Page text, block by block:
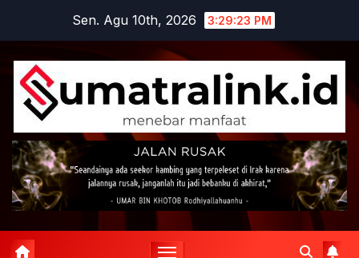
content
Sen. Agu 10th, 2026 3:29:24 PM